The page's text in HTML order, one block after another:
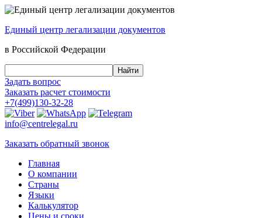
Единый центр легализации документов
в Российской Федерации
Задать вопрос
Заказать расчет стоимости
+7(499)130-32-28
info@centrelegal.ru
Заказать обратный звонок
Главная
О компании
Страны
Языки
Калькулятор
Цены и сроки